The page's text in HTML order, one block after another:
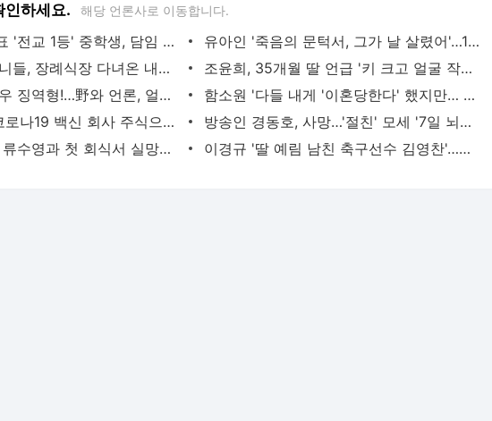
인하세요. 해당 언론사로 이동합니다.
서울대 의대 목표 '전교 1등' 중학생, 담임 실수로 고입 불합격
유아인 '죽음의 문턱서, 그가 날 살렸어'…1억원대 애마에 무슨 일?
박나래 '보살 언니들, 장례식장 다녀온 내게 '귀신 냄새' 난다더라' 소름
조윤희, 35개월 딸 언급 '키 크고 얼굴 작아…동물 도와줄 사람될 것'
조국 '봐라 김태우 징역형!…野와 언론, 얼마나 날 공격하고 추궁했던가'
함소원 '다들 내게 '이혼당한다' 했지만… 인생은 그런것' 뭉클 조언
'컬투쇼' 딘딘 '코로나19 백신 회사 주식으로 수익률 28% 달성'
방송인 경동호, 사망…'절친' 모세 '7일 뇌사 판정 후 장기기증, 명복 빌어달라'
박하선 '결혼 전 류수영과 첫 회식서 실망…영어로 말 많이해'
이경규 '딸 예림 남친 축구선수 김영찬'…이동국 '같은 팀에 있었다'